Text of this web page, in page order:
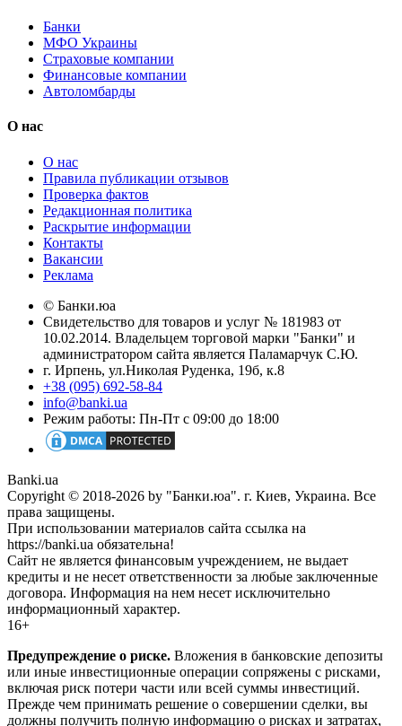
Банки
МФО Украины
Страховые компании
Финансовые компании
Автоломбарды
О нас
О нас
Правила публикации отзывов
Проверка фактов
Редакционная политика
Раскрытие информации
Контакты
Вакансии
Реклама
© Банки.юа
Свидетельство для товаров и услуг № 181983 от
10.02.2014. Владельцем торговой марки "Банки" и
администратором сайта является Паламарчук С.Ю.
г. Ирпень, ул.Николая Руденка, 19б, к.8
+38 (095) 692-58-84
info@banki.ua
Режим работы: Пн-Пт с 09:00 до 18:00
Banki.ua
Copyright © 2018-2026 by "Банки.юа". г. Киев, Украина. Все
права защищены.
При использовании материалов сайта ссылка на
https://banki.ua обязательна!
Сайт не является финансовым учреждением, не выдает
кредиты и не несет ответственности за любые заключенные
договора. Информация на нем несет исключительно
информационный характер.
16+
Предупреждение о риске. Вложения в банковские депозиты
или иные инвестиционные операции сопряжены с рисками,
включая риск потери части или всей суммы инвестиций.
Прежде чем принимать решение о совершении сделки, вы
должны получить полную информацию о рисках и затратах,